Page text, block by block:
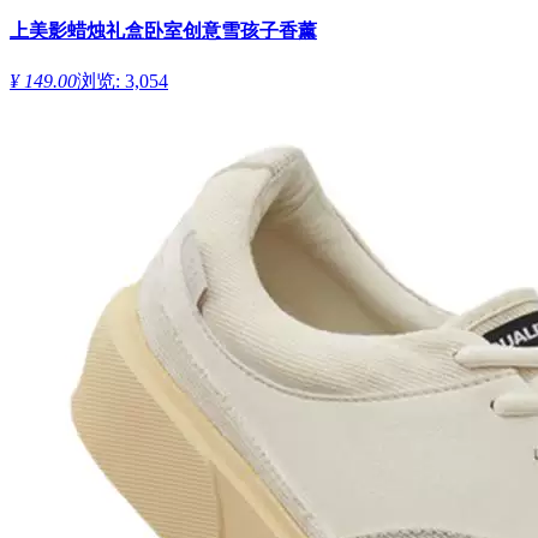
上美影蜡烛礼盒卧室创意雪孩子香薰
¥ 149.00浏览: 3,054